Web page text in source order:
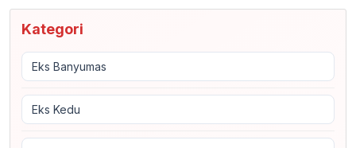
Kategori
Eks Banyumas
Eks Kedu